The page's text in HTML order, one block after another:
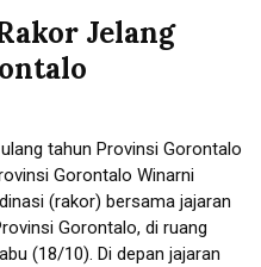
Jelang
tahun Provinsi Gorontalo
Gorontalo Winarni
(rakor) bersama jajaran
Gorontalo, di ruang
(18/10). Di depan jajaran